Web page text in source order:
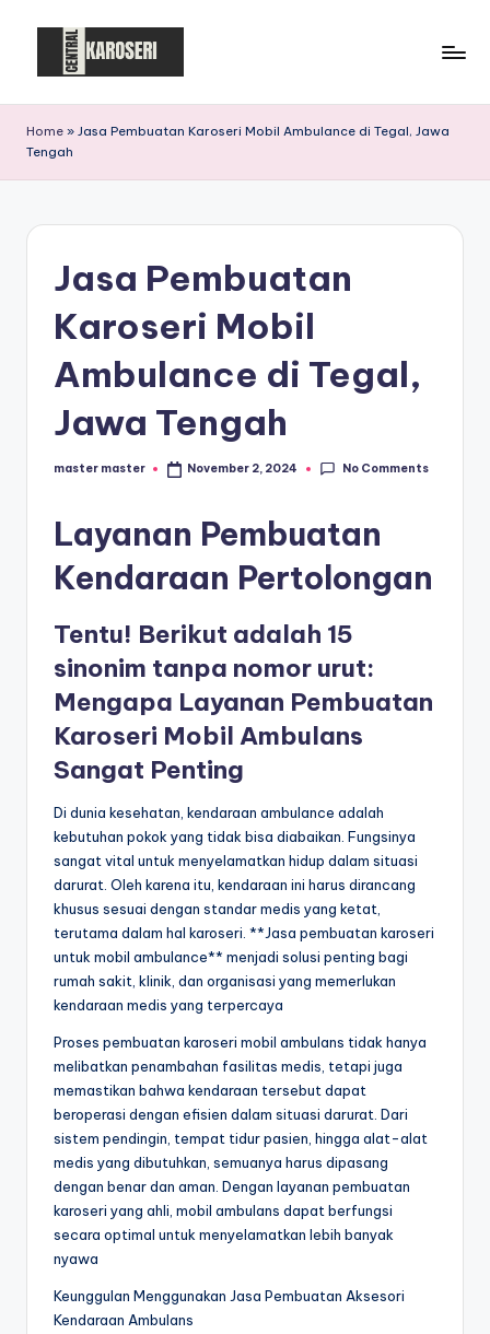
e
n
K
Home » Jasa Pembuatan Karoseri Mobil Ambulance di Tegal, Jawa
Tengah
Jasa Pembuatan
Karoseri Mobil
Ambulance di Tegal,
Jawa Tengah
Posted
master master November 2, 2024 No Comments
Layanan Pembuatan
Kendaraan Pertolongan
Tentu! Berikut adalah 15
sinonim tanpa nomor urut:
Mengapa Layanan Pembuatan
Karoseri Mobil Ambulans
Sangat Penting
Di dunia kesehatan, kendaraan ambulance adalah
kebutuhan pokok yang tidak bisa diabaikan. Fungsinya
sangat vital untuk menyelamatkan hidup dalam situasi
darurat. Oleh karena itu, kendaraan ini harus dirancang
khusus sesuai dengan standar medis yang ketat,
terutama dalam hal karoseri. **Jasa pembuatan karoseri
untuk mobil ambulance** menjadi solusi penting bagi
rumah sakit, klinik, dan organisasi yang memerlukan
kendaraan medis yang terpercaya
Proses pembuatan karoseri mobil ambulans tidak hanya
melibatkan penambahan fasilitas medis, tetapi juga
memastikan bahwa kendaraan tersebut dapat
beroperasi dengan efisien dalam situasi darurat. Dari
sistem pendingin, tempat tidur pasien, hingga alat-alat
medis yang dibutuhkan, semuanya harus dipasang
dengan benar dan aman. Dengan layanan pembuatan
karoseri yang ahli, mobil ambulans dapat berfungsi
secara optimal untuk menyelamatkan lebih banyak
nyawa
Keunggulan Menggunakan Jasa Pembuatan Aksesori
Kendaraan Ambulans